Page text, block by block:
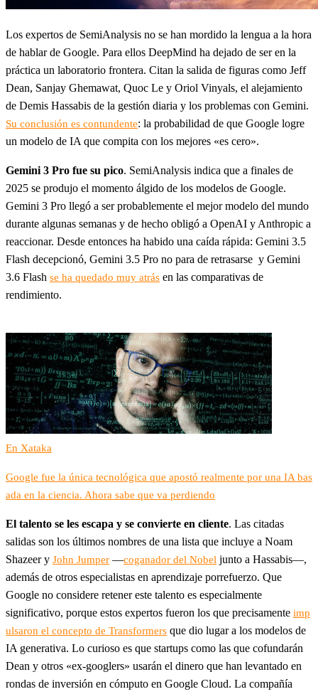
Los expertos de SemiAnalysis no se han mordido la lengua a la hora
de hablar de Google. Para ellos DeepMind ha dejado de ser en la
práctica un laboratorio frontera. Citan la salida de figuras como Jeff
Dean, Sanjay Ghemawat, Quoc Le y Oriol Vinyals, el alejamiento
de Demis Hassabis de la gestión diaria y los problemas con Gemini.
Su conclusión es contundente: la probabilidad de que Google logre
un modelo de IA que compita con los mejores «es cero».
Gemini 3 Pro fue su pico. SemiAnalysis indica que a finales de
2025 se produjo el momento álgido de los modelos de Google.
Gemini 3 Pro llegó a ser probablemente el mejor modelo del mundo
durante algunas semanas y de hecho obligó a OpenAI y Anthropic a
reaccionar. Desde entonces ha habido una caída rápida: Gemini 3.5
Flash decepcionó, Gemini 3.5 Pro no para de retrasarse y Gemini
3.6 Flash se ha quedado muy atrás en las comparativas de
rendimiento.
En Xataka
Google fue la única tecnológica que apostó realmente por una IA bas
ada en la ciencia. Ahora sabe que va perdiendo
El talento se les escapa y se convierte en cliente. Las citadas
salidas son los últimos nombres de una lista que incluye a Noam
Shazeer y John Jumper —coganador del Nobel junto a Hassabis—,
además de otros especialistas en aprendizaje porrefuerzo. Que
Google no considere retener este talento es especialmente
significativo, porque estos expertos fueron los que precisamente imp
ulsaron el concepto de Transformers que dio lugar a los modelos de
IA generativa. Lo curioso es que startups como las que cofundarán
Dean y otros «ex-googlers» usarán el dinero que han levantado en
rondas de inversión en cómputo en Google Cloud. La compañía